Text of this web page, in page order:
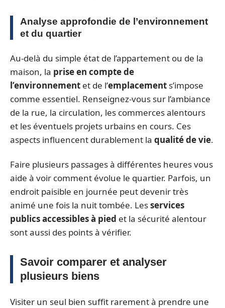
Analyse approfondie de l’environnement
et du quartier
Au-delà du simple état de l’appartement ou de la
maison, la prise en compte de
l’environnement et de l’emplacement s’impose
comme essentiel. Renseignez-vous sur l’ambiance
de la rue, la circulation, les commerces alentours
et les éventuels projets urbains en cours. Ces
aspects influencent durablement la qualité de vie.
Faire plusieurs passages à différentes heures vous
aide à voir comment évolue le quartier. Parfois, un
endroit paisible en journée peut devenir très
animé une fois la nuit tombée. Lesservices
publics accessibles à pied et la sécurité alentour
sont aussi des points à vérifier.
Savoir comparer et analyser
plusieurs biens
Visiter un seul bien suffit rarement à prendre une